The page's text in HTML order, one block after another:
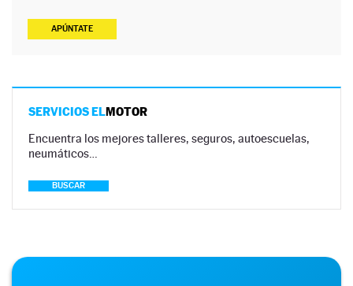
APÚNTATE
SERVICIOS ELMOTOR
Encuentra los mejores talleres, seguros, autoescuelas,
neumáticos…
BUSCAR